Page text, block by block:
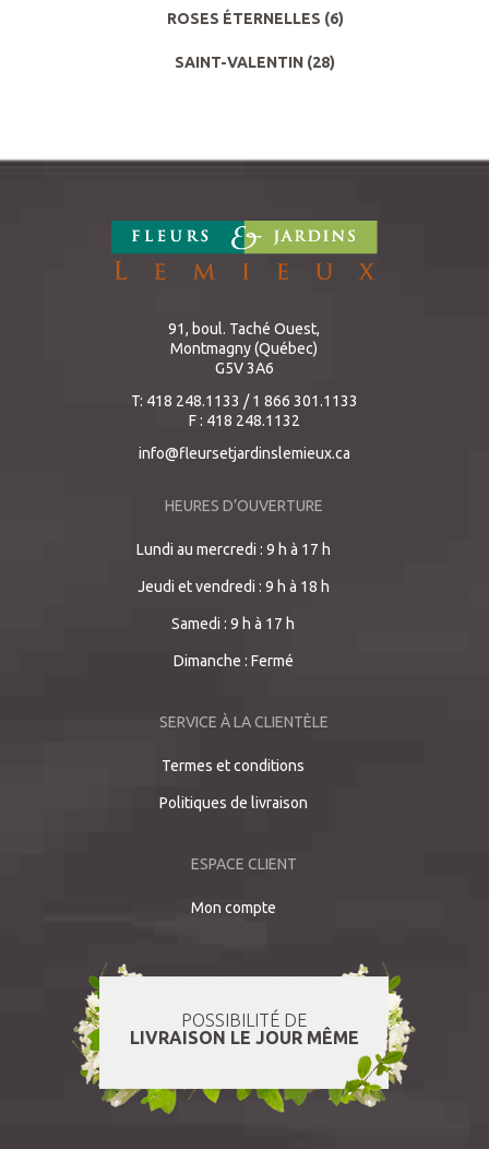
ROSES ÉTERNELLES (6)
SAINT-VALENTIN (28)
91, boul. Taché Ouest,
Montmagny (Québec)
G5V 3A6
T: 418 248.1133 / 1 866 301.1133
F : 418 248.1132
info@fleursetjardinslemieux.ca
HEURES D’OUVERTURE
Lundi au mercredi : 9 h à 17 h
Jeudi et vendredi : 9 h à 18 h
Samedi : 9 h à 17 h
Dimanche : Fermé
SERVICE À LA CLIENTÈLE
Termes et conditions
Politiques de livraison
ESPACE CLIENT
Mon compte
POSSIBILITÉ DE
LIVRAISON LE JOUR MÊME